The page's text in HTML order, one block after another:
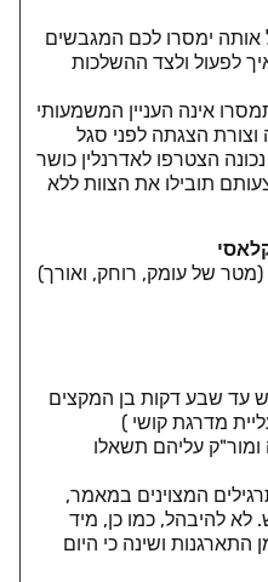
ימסרו לכם המגבשים
לפעול ולצד ההשלכות
אינה העניין המשמעותי
הצגתה לפני סגל
הצטרפו לאדרנלין כושר
תובילו את הצוות ללא
של עומק, רוחק, ואורך)
עד שבע דקות בן המקצים
מדרגת קושי )
עליהם תשאלו
המצוינים במאמר,
לא להיבהל, כמו כן, מיד
ושינה כי היום